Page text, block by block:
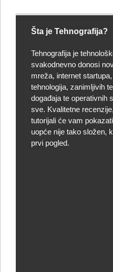
Šta je Tehnografija?
Tehnografija je
svakodnevno donosi
mreža, internet
tehnologija, zanimljivih
događaja te operativnih
sve. Kvalitetne
tutorijali će vam
uopće nije tako složen,
prvi pogled.